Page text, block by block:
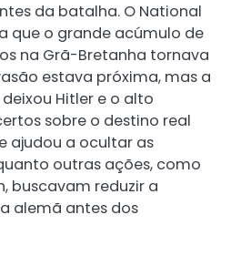
da batalha. O National
que o grande acúmulo de
na Grã-Bretanha tornava
estava próxima, mas a
Hitler e o alto
sobre o destino real
ajudou a ocultar as
outras ações, como
buscavam reduzir a
alemã antes dos